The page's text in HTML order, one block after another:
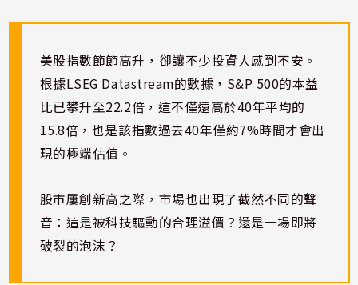
美股指數節節高升，卻讓不少投資人感到不安。
根據LSEG Datastream的數據，S&P 500的本益
比已攀升至22.2倍，這不僅遠高於40年平均的
15.8倍，也是該指數過去40年僅約7%時間才會出
現的極端估值。
股市屢創新高之際，市場也出現了截然不同的聲
音：這是被科技驅動的合理溢價？還是一場即將
破裂的泡沫？